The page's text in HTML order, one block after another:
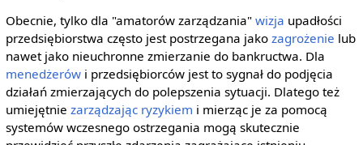
Obecnie, tylko dla "amatorów zarządzania" wizja upadłości
przedsiębiorstwa często jest postrzegana jako zagrożenie lub
nawet jako nieuchronne zmierzanie do bankructwa. Dla
menedżerówi przedsiębiorców jest to sygnał do podjęcia
działań zmierzających do polepszenia sytuacji. Dlatego też
umiejętnie zarządzając ryzykiem i mierząc je za pomocą
systemów wczesnego ostrzegania mogą skutecznie